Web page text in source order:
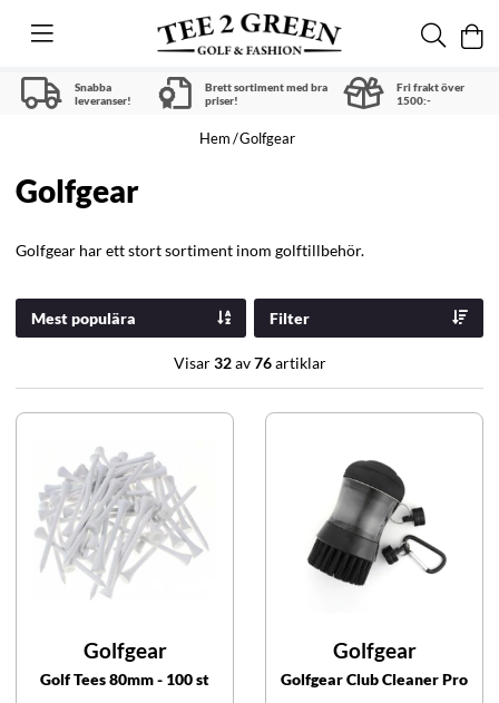
Snabba
leveranser!
Brett sortiment med bra
priser!
Fri frakt över
1500:-
Hem Golfgear
Golfgear
Golfgear har ett stort sortiment inom golftillbehör.
Mest populära Filter
Visar32av76artiklar
Golfgear
Golf Tees 80mm - 100 st
Golfgear
Golfgear Club Cleaner Pro